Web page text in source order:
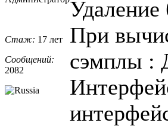
Стаж: 17 лет
Сообщений:
2082
Удаление
При
сэмплы :